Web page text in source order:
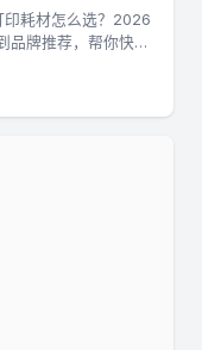
印耗材怎么选？2026
品牌推荐，帮你快速